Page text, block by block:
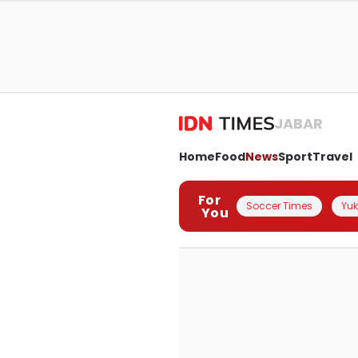
JABAR
HomeFoodNewsSportTravel
For
You Soccer Times